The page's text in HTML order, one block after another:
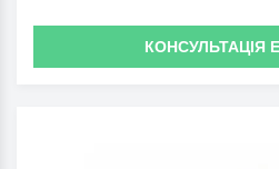
КОНСУЛЬТАЦІЯ